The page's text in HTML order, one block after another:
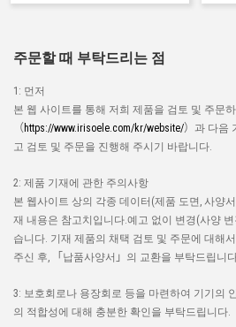
주문할 때 부탁드리는 점
1: 먼저
본 웹 사이트를 통해 저희 제품을 검토 및 주문
（ https://www.irisoele.com/kr/website/）과 다음
고 검토 및 주문을 진행해 주시기 바랍니다.
2: 제품 기재에 관한 주의사항
본 웹사이트 상의 각종 데이터(제품 도면, 사양
재 내용은 참고치입니다.예고 없이 변경(사양
습니다. 기재 제품의 채택 검토 및 주문에 대해
주신 후, 「납품사양서」의 교환을 부탁드립니
3: 보호회로나 용장회로 등을 마련하여 기기의
의 적합성에 대해 충분한 확인을 부탁드립니다.